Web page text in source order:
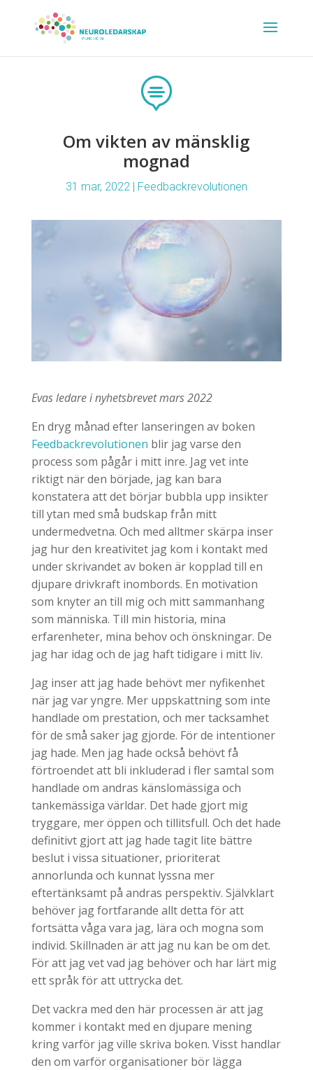

Om vikten av mänsklig
mognad
31 mar, 2022| Feedbackrevolutionen
Evas ledare i nyhetsbrevet mars 2022
En dryg månad efter lanseringen av boken
Feedbackrevolutionen blir jag varse den
process som pågår i mitt inre. Jag vet inte
riktigt när den började, jag kan bara
konstatera att det börjar bubbla upp insikter
till ytan med små budskap från mitt
undermedvetna. Och med alltmer skärpa inser
jag hur den kreativitet jag kom i kontakt med
under skrivandet av boken är kopplad till en
djupare drivkraft inombords. En motivation
som knyter an till mig och mitt sammanhang
som människa. Till min historia, mina
erfarenheter, mina behov och önskningar. De
jag har idag och de jag haft tidigare i mitt liv.
Jag inser att jag hade behövt mer nyfikenhet
när jag var yngre. Mer uppskattning som inte
handlade om prestation, och mer tacksamhet
för de små saker jag gjorde. För de intentioner
jag hade. Men jag hade också behövt få
förtroendet att bli inkluderad i fler samtal som
handlade om andras känslomässiga och
tankemässiga världar. Det hade gjort mig
tryggare, mer öppen och tillitsfull. Och det hade
definitivt gjort att jag hade tagit lite bättre
beslut i vissa situationer, prioriterat
annorlunda och kunnat lyssna mer
eftertänksamt på andras perspektiv. Självklart
behöver jag fortfarande allt detta för att
fortsätta våga vara jag, lära och mogna som
individ. Skillnaden är att jag nu kan be om det.
För att jag vet vad jag behöver och har lärt mig
ett språk för att uttrycka det.
Det vackra med den här processen är att jag
kommer i kontakt med en djupare mening
kring varför jag ville skriva boken. Visst handlar
den om varför organisationer bör lägga